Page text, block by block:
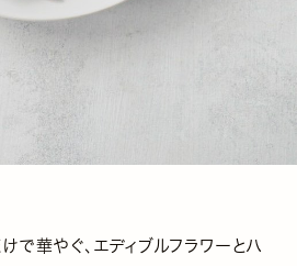
で華やぐ、エディブルフラワーとハ